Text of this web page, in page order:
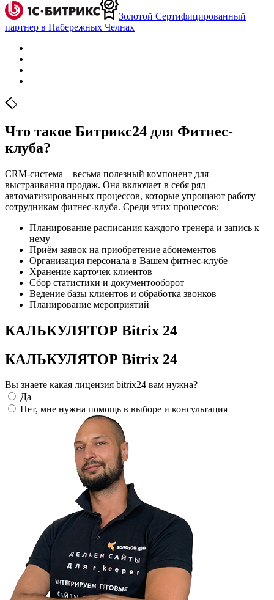
Золотой Сертифицированный
партнер в Набережных Челнах
Что такое Битрикс24 для Фитнес-
клуба?
CRM-система – весьма полезный компонент для
выстраивания продаж. Она включает в себя ряд
автоматизированных процессов, которые упрощают работу
сотрудникам фитнес-клуба. Среди этих процессов:
Планирование расписания каждого тренера и запись к
нему
Приём заявок на приобретение абонементов
Организация персонала в Вашем фитнес-клубе
Хранение карточек клиентов
Сбор статистики и документооборот
Ведение базы клиентов и обработка звонков
Планирование мероприятий
КАЛЬКУЛЯТОР Bitrix 24
КАЛЬКУЛЯТОР Bitrix 24
Вы знаете какая лицензия bitrix24 вам нужна?
Да
Нет, мне нужна помощь в выборе и консультация